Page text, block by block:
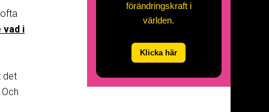
vad i
det
förändringskraft i
världen.
Klicka här